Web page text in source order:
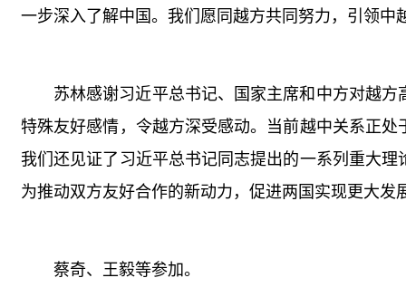
一步深入了解中国。我们愿同越方共同努力，引领
苏林感谢习近平总书记、国家主席和中方对越
特殊友好感情，令越方深受感动。当前越中关系正
我们还见证了习近平总书记同志提出的一系列重大
为推动双方友好合作的新动力，促进两国实现更大
蔡奇、王毅等参加。